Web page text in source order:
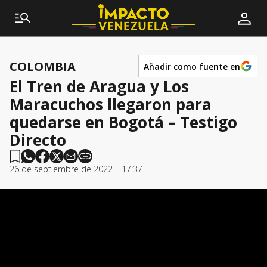
COLOMBIA Añadir como fuente en
El Tren de Aragua y Los
Maracuchos llegaron para
quedarse en Bogotá – Testigo
Directo
26 de septiembre de 2022 | 17:37